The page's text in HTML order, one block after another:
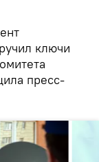
ключи
пресс-